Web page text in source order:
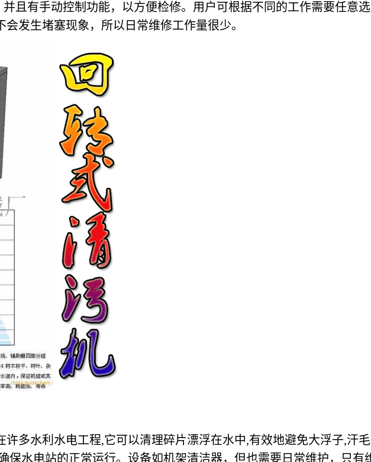
且有手动控制功能，以方便检修。用户可根据不同的工作需要任意选
发生堵塞现象，所以日常维修工作量很少。
多水利水电工程,它可以清理碎片漂浮在水中,有效地避免大浮子,汗
保水电站的正常运行。设备如机架清洁器，但也需要日常维护，只